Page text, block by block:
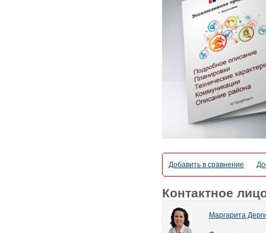
Добавить в сравнение
Контактное
Маргарита